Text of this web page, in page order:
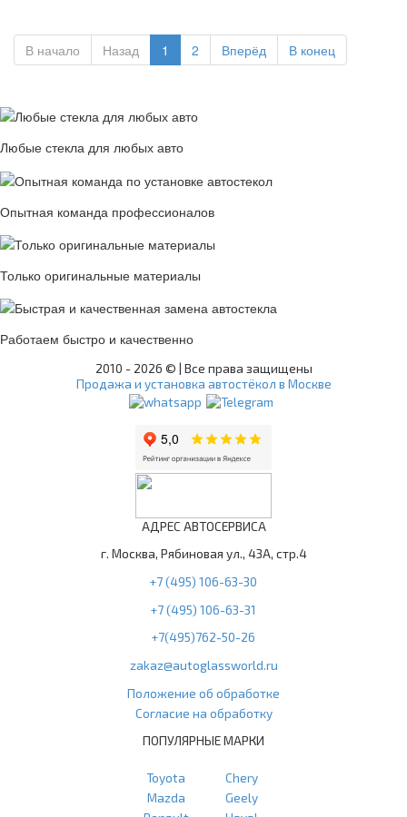
В начало Назад 1 2 Вперёд В конец
Любые стекла для любых авто
Опытная команда профессионалов
Только оригинальные материалы
Работаем быстро и качественно
2010 - 2026 © | Все права защищены
Продажа и установка автостёкол в Москве
АДРЕС АВТОСЕРВИСА
г. Москва, Рябиновая ул., 43А, стр.4
+7 (495) 106-63-30
+7 (495) 106-63-31
+7(495)762-50-26
zakaz@autoglassworld.ru
Положение об обработке
Согласие на обработку
ПОПУЛЯРНЫЕ МАРКИ
Toyota
Mazda
Chery
Geely